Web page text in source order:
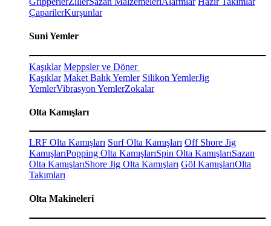
ÇaparilerKurşunlar
Suni Yemler
Kaşıklar Meppsler ve Döner
Kaşıklar Maket Balık Yemler Silikon YemlerJig
YemlerVibrasyon YemlerZokalar
Olta Kamışları
LRF Olta Kamışları Surf Olta Kamışları Off Shore Jig
KamışlarıPopping Olta KamışlarıSpin Olta KamışlarıSazan
Olta KamışlarıShore Jig Olta Kamışları Göl KamışlarıOlta
Takımları
Olta Makineleri